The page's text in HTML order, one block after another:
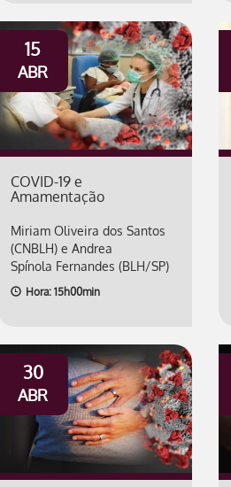
15
ABR
COVID-19 e
Amamentação
Miriam Oliveira dos Santos
(CNBLH) e Andrea
Spínola Fernandes (BLH/SP)
Hora: 15h00min
30
ABR